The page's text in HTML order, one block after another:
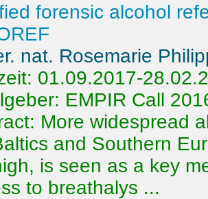
forensic alcohol
nat. Rosemarie
01.09.2017-
EMPIR Call
More widespread
and Southern
is seen as a key
to breathalys ...